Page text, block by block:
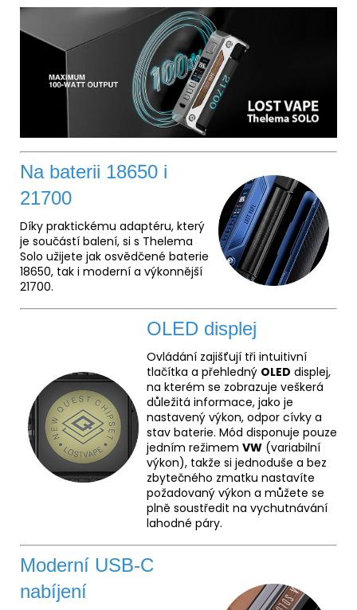
Na baterii 18650 i
21700
Díky praktickému adaptéru, který
je součástí balení, si s Thelema
Solo užijete jak osvědčené baterie
18650, tak i moderní a výkonnější
21700.
OLED displej
Ovládání zajišťují tři intuitivní
tlačítka a přehledný OLED displej,
na kterém se zobrazuje veškerá
důležitá informace, jako je
nastavený výkon, odpor cívky a
stav baterie. Mód disponuje pouze
jedním režimem VW (variabilní
výkon), takže si jednoduše a bez
zbytečného zmatku nastavíte
požadovaný výkon a můžete se
plně soustředit na vychutnávání
lahodné páry.
Moderní USB-C
nabíjení